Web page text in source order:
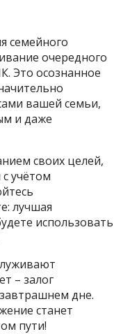
семейного
очередного
Это осознанное
вашей семьи,
и даже
своих целей,
учётом
лучшая
использовать
– залог
дне.
станет
пути!